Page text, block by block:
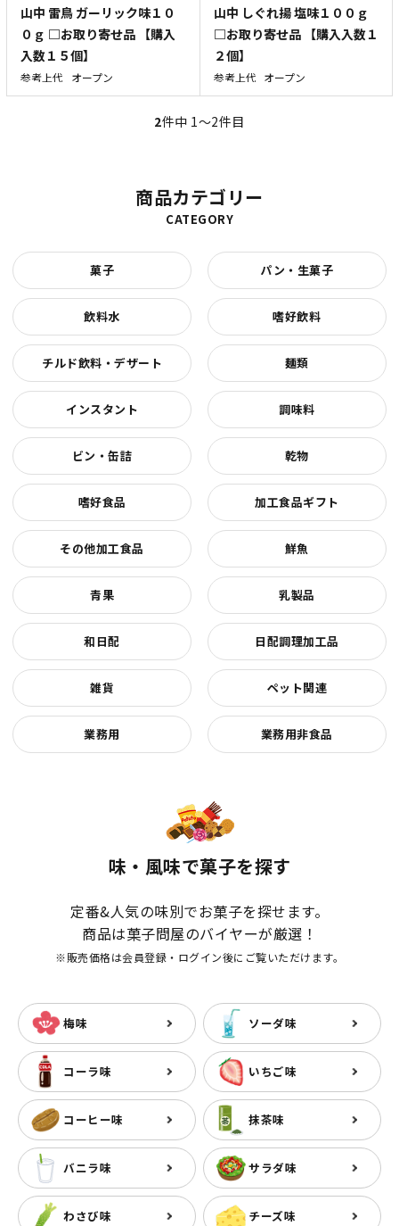
山中 雷鳥 ガーリック味１０
０ｇ □お取り寄せ品 【購入
入数１５個】
参考上代 オープン
山中 しぐれ揚 塩味１００ｇ
□お取り寄せ品 【購入入数１
２個】
参考上代 オープン
2件中 1〜2件目
商品カテゴリー
CATEGORY
菓子 パン・生菓子
飲料水 嗜好飲料
チルド飲料・デザート 麺類
インスタント 調味料
ビン・缶詰 乾物
嗜好食品 加工食品ギフト
その他加工食品 鮮魚
青果 乳製品
和日配 日配調理加工品
雑貨 ペット関連
業務用 業務用非食品
味・風味で菓子を探す
定番&人気の味別でお菓子を探せます。
商品は菓子問屋のバイヤーが厳選！
※販売価格は会員登録・ログイン後にご覧いただけます。
梅味 ソーダ味
コーラ味 いちご味
コーヒー味 抹茶味
バニラ味 サラダ味
わさび味 チーズ味